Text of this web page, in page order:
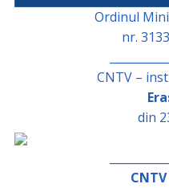
Ordinul
nr.
CNTV –
din